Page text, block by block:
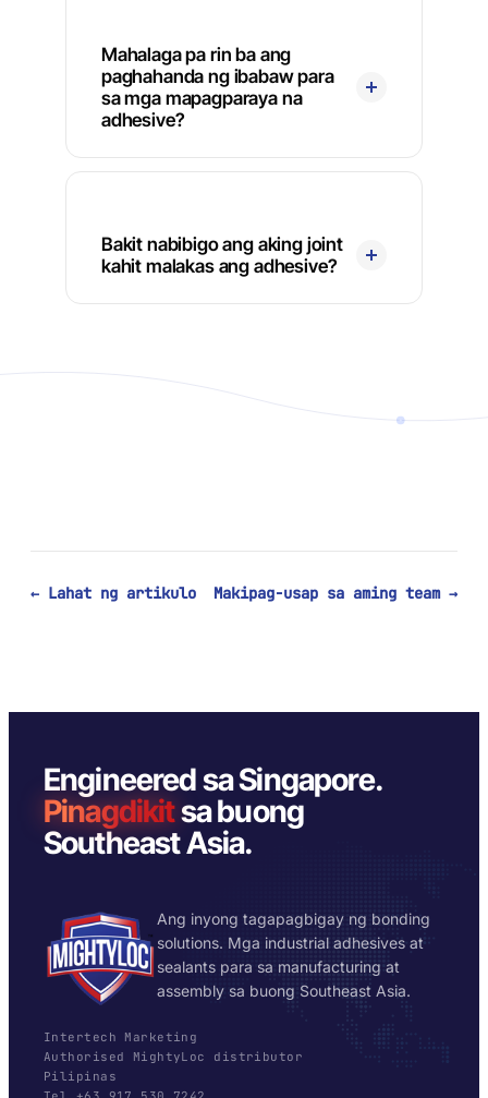
Mahalaga pa rin ba ang
paghahanda ng ibabaw para
sa mga mapagparaya na
adhesive?
Bakit nabibigo ang aking joint
kahit malakas ang adhesive?
← Lahat ng artikulo Makipag-usap sa aming team →
Engineered sa Singapore.
Pinagdikitsa buong
Southeast Asia.
Ang inyong tagapagbigay ng bonding
solutions. Mga industrial adhesives at
sealants para sa manufacturing at
assembly sa buong Southeast Asia.
Intertech Marketing
Authorised MightyLoc distributor
Pilipinas